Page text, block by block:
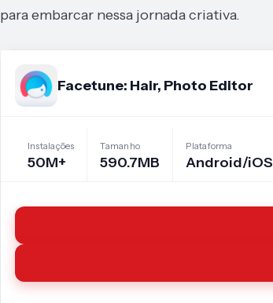
para embarcar nessa jornada criativa.
Facetune: Hair, Photo Editor
Instalações
50M+
Tamanho
590.7MB
Plataforma
Android/iOS